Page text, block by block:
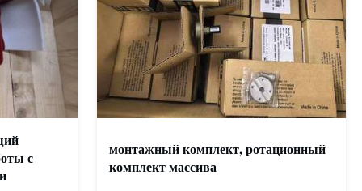
с
монтажный комплект, ротационный
комплект массива